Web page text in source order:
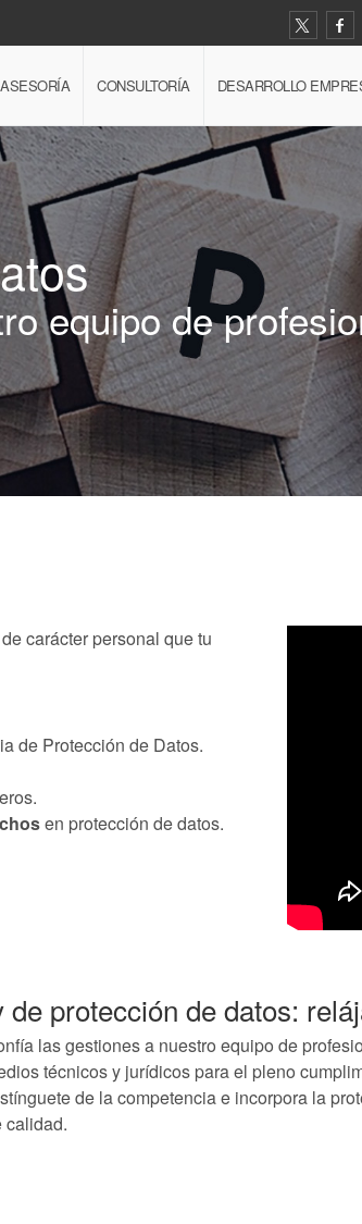
ASESORÍA CONSULTORÍA DESARROLLO
equipo de
carácter personal que tu
de Protección de Datos.
en protección de datos.
de protección de datos:
las gestiones a nuestro equipo de
técnicos y jurídicos para el pleno
de la competencia e incorpora la
calidad.